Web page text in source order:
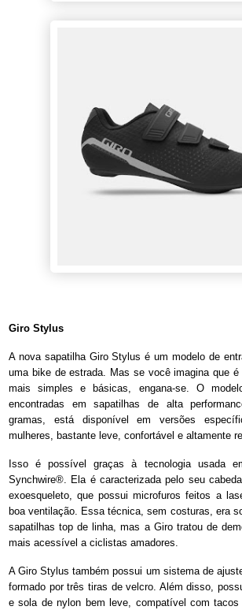
Giro Stylus
A nova sapatilha Giro Stylus é um modelo de
uma bike de estrada. Mas se você imagina que é
mais simples e básicas, engana-se. O
encontradas em sapatilhas de alta
gramas, está disponível em versões
mulheres, bastante leve, confortável e altamente
Isso é possível graças à tecnologia usada
Synchwire®. Ela é caracterizada pelo seu
exoesqueleto, que possui microfuros feitos a
boa ventilação. Essa técnica, sem costuras, era
sapatilhas top de linha, mas a Giro tratou de
mais acessível a ciclistas amadores.
A Giro Stylus também possui um sistema de
formado por três tiras de velcro. Além disso,
e sola de nylon bem leve, compatível com